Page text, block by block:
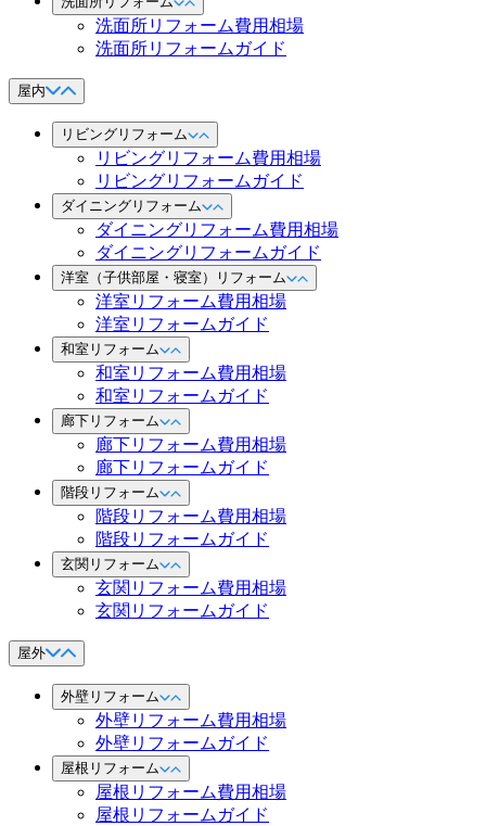
洗面所リフォーム費用相場
洗面所リフォームガイド
屋内
リビングリフォーム
リビングリフォーム費用相場
リビングリフォームガイド
ダイニングリフォーム
ダイニングリフォーム費用相場
ダイニングリフォームガイド
洋室（子供部屋・寝室）リフォーム
洋室リフォーム費用相場
洋室リフォームガイド
和室リフォーム
和室リフォーム費用相場
和室リフォームガイド
廊下リフォーム
廊下リフォーム費用相場
廊下リフォームガイド
階段リフォーム
階段リフォーム費用相場
階段リフォームガイド
玄関リフォーム
玄関リフォーム費用相場
玄関リフォームガイド
屋外
外壁リフォーム
外壁リフォーム費用相場
外壁リフォームガイド
屋根リフォーム
屋根リフォーム費用相場
屋根リフォームガイド